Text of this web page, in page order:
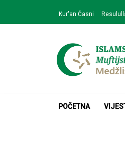
navigation
content
Kur'an Časni
POČETNA